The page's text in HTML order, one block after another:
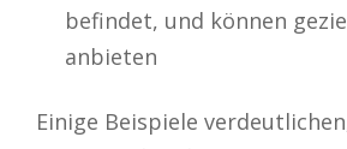
befindet, und können
anbieten
Einige Beispiele